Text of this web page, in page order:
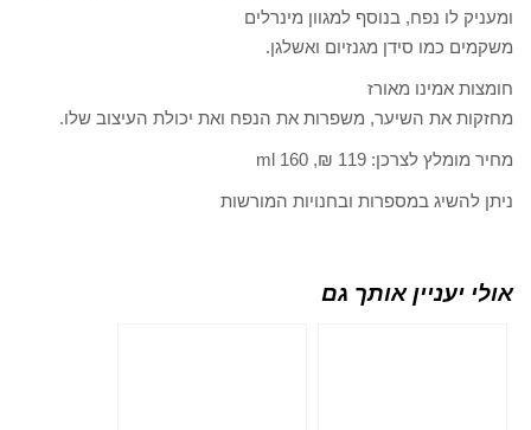
ומעניק לו נפח, בנוסף למגוון מינרלים
משקמים כמו סידן מגנזיום ואשלגן.
חומצות אמינו מאורז
מחזקות את השיער, משפרות את הנפח ואת יכולת העיצוב שלו.
מחיר מומלץ לצרכן: 119 ₪, ml 160
ניתן להשיג במספרות ובחנויות המורשות
אולי יעניין אותך גם